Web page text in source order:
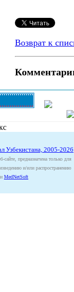
Возврат к
Узбекистана, 2005-2026
предназначена только для
и/или распространению
MedNetSoft